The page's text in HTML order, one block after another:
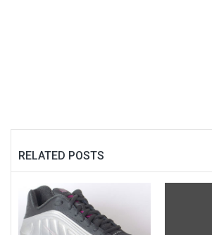
RELATED POSTS